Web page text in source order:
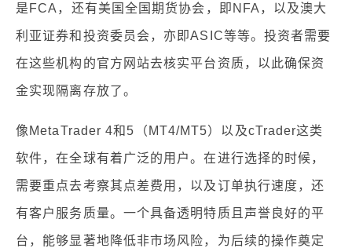
是FCA，还有美国全国期货协会，即NFA，以及澳大
利亚证券和投资委员会，亦即ASIC等等。投资者需要
在这些机构的官方网站去核实平台资质，以此确保资
金实现隔离存放了。
像MetaTrader 4和5（MT4/MT5）以及cTrader这类
软件，在全球有着广泛的用户。在进行选择的时候，
需要重点去考察其点差费用，以及订单执行速度，还
有客户服务质量。一个具备透明特质且声誉良好的平
台，能够显著地降低非市场风险，为后续的操作奠定